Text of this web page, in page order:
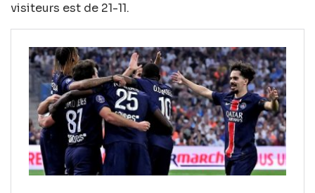
visiteurs est de 21-11.